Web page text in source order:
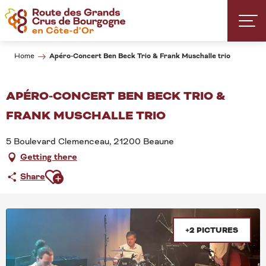
Aller
au
contenu
Home Apéro-Concert Ben Beck Trio & Frank Muschalle trio
APÉRO-CONCERT BEN BECK TRIO &
FRANK MUSCHALLE TRIO
5 Boulevard Clemenceau, 21200 Beaune
Getting there
ShareAjouter aux favoris
+2 PICTURES